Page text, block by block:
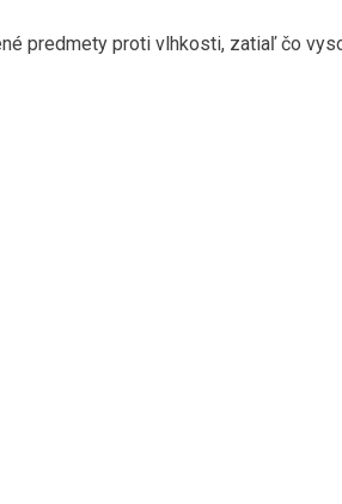
predmety proti vlhkosti, zatiaľ čo